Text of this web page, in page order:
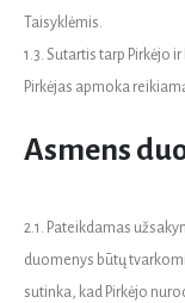
Taisyklėmis.
1.3. Sutartis tarp Pirkėjo
Pirkėjas apmoka
Asmens
2.1. Pateikdamas
duomenys būtų
sutinka, kad Pirkėjo